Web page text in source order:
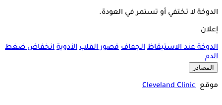
الدوخة لا تختفي أو تستمر في العودة.
إعلان
الدوخة عند الاستيقاظ الجفاف قصور القلب الأدوية انخفاض ضغط
الدم
المصادر
موقع Cleveland Clinic